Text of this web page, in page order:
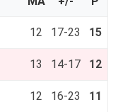
12 17-23 15
13 14-17 12
12 16-23 11